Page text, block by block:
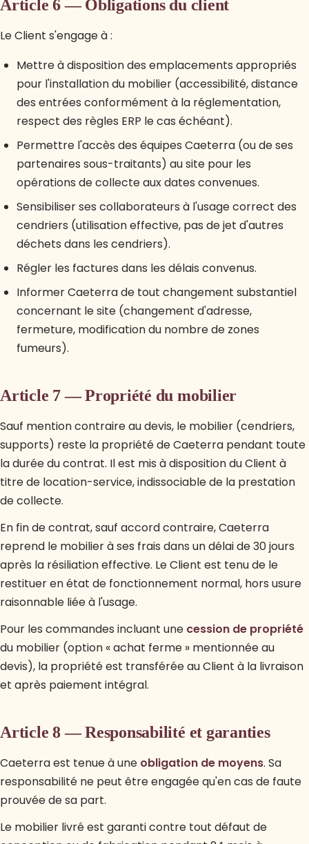
Article 6 — Obligations du client
Le Client s'engage à :
Mettre à disposition des emplacements appropriés
pour l'installation du mobilier (accessibilité, distance
des entrées conformément à la réglementation,
respect des règles ERP le cas échéant).
Permettre l'accès des équipes Caeterra (ou de ses
partenaires sous-traitants) au site pour les
opérations de collecte aux dates convenues.
Sensibiliser ses collaborateurs à l'usage correct des
cendriers (utilisation effective, pas de jet d'autres
déchets dans les cendriers).
Régler les factures dans les délais convenus.
Informer Caeterra de tout changement substantiel
concernant le site (changement d'adresse,
fermeture, modification du nombre de zones
fumeurs).
Article 7 — Propriété du mobilier
Sauf mention contraire au devis, le mobilier (cendriers,
supports) reste la propriété de Caeterra pendant toute
la durée du contrat. Il est mis à disposition du Client à
titre de location-service, indissociable de la prestation
de collecte.
En fin de contrat, sauf accord contraire, Caeterra
reprend le mobilier à ses frais dans un délai de 30 jours
après la résiliation effective. Le Client est tenu de le
restituer en état de fonctionnement normal, hors usure
raisonnable liée à l'usage.
Pour les commandes incluant une cession de propriété
du mobilier (option « achat ferme » mentionnée au
devis), la propriété est transférée au Client à la livraison
et après paiement intégral.
Article 8 — Responsabilité et garanties
Caeterra est tenue à une obligation de moyens. Sa
responsabilité ne peut être engagée qu'en cas de faute
prouvée de sa part.
Le mobilier livré est garanti contre tout défaut de